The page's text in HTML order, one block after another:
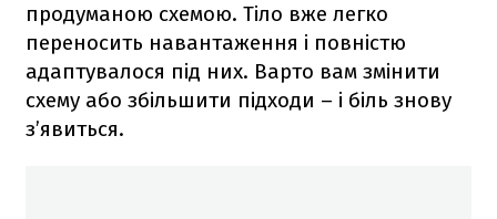
продуманою схемою. Тіло вже легко
переносить навантаження і повністю
адаптувалося під них. Варто вам змінити
схему або збільшити підходи – і біль знову
з’явиться.